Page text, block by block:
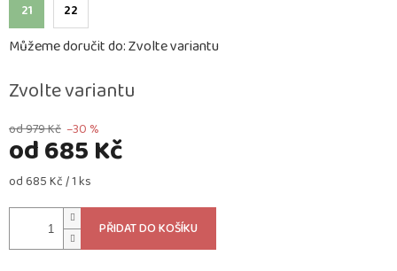
od 979 Kč –30 %
od685 Kč
Měrná
od 685 Kč / 1 ks
Zvolte variantu
21 22
Můžeme doručit do:Zvolte variantu
PŘIDAT DO KOŠÍKU